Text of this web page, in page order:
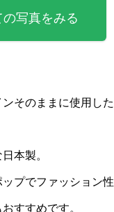
写真をみる
そのままに使用した
本製。
プでファッション性
すすめです。